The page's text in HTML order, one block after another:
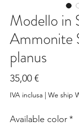
Modello in
Ammonite
planus
35,00 €Prezzo
IVA inclusa | We ship
Available color*